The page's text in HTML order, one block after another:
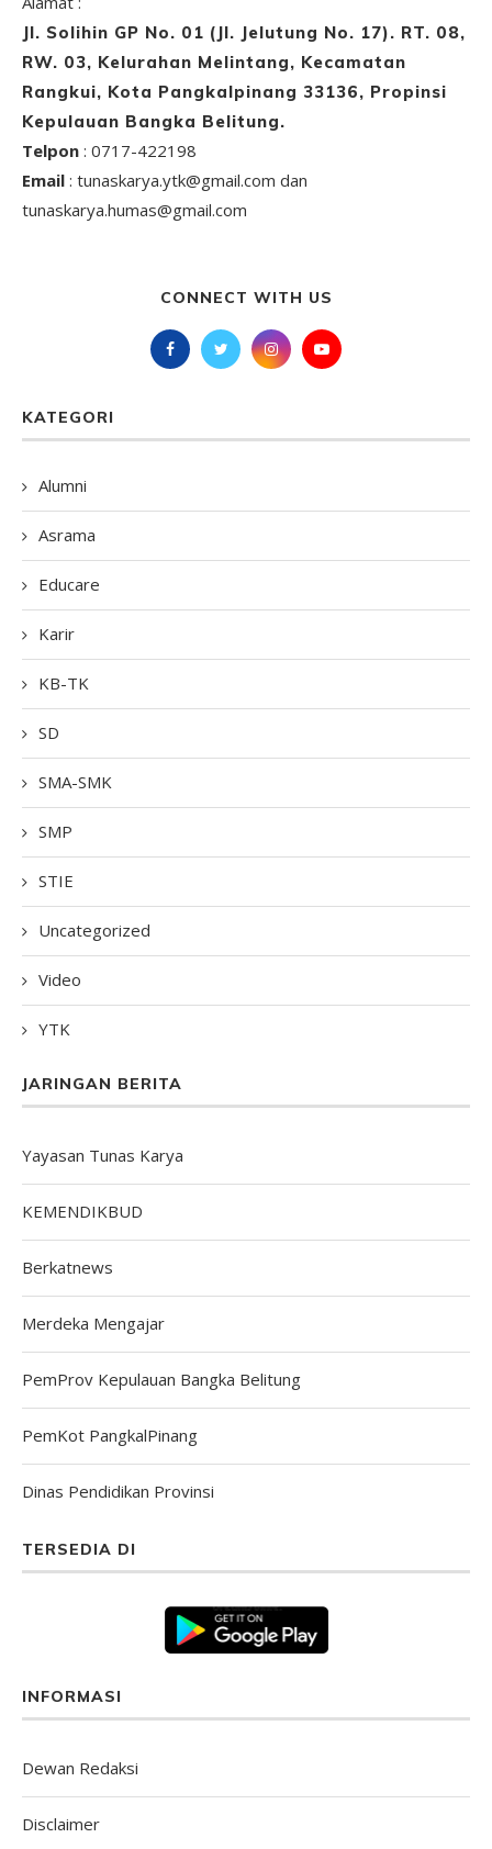
Jl. Solihin GP No. 01 (Jl. Jelutung No. 17). RT. 08,
RW. 03, Kelurahan Melintang, Kecamatan
Rangkui, Kota Pangkalpinang 33136, Propinsi
Kepulauan Bangka Belitung.
Telpon : 0717-422198
Email : tunaskarya.ytk@gmail.com dan
tunaskarya.humas@gmail.com
CONNECT WITH US
KATEGORI
Alumni
Asrama
Educare
Karir
KB-TK
SD
SMA-SMK
SMP
STIE
Uncategorized
Video
YTK
JARINGAN BERITA
Yayasan Tunas Karya
KEMENDIKBUD
Berkatnews
Merdeka Mengajar
PemProv Kepulauan Bangka Belitung
PemKot PangkalPinang
Dinas Pendidikan Provinsi
TERSEDIA DI
INFORMASI
Dewan Redaksi
Disclaimer